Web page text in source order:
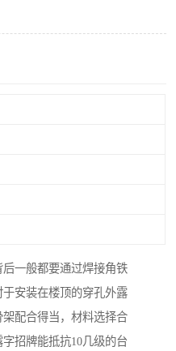
一般都要通过焊接角铁
安装在楼顶的穿孔外露
配合得当，材料选择合
招牌能抵抗10几级的台